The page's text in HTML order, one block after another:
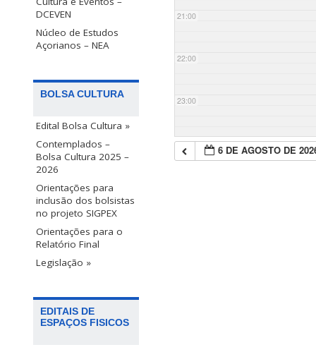
DCEVEN
Núcleo de Estudos
Açorianos – NEA
BOLSA CULTURA
Edital Bolsa Cultura »
Contemplados –
Bolsa Cultura 2025 –
2026
Orientações para
inclusão dos bolsistas
no projeto SIGPEX
Orientações para o
Relatório Final
Legislação »
EDITAIS DE
ESPAÇOS FISICOS
21:00
22:00
23:00
6 DE AGOSTO DE